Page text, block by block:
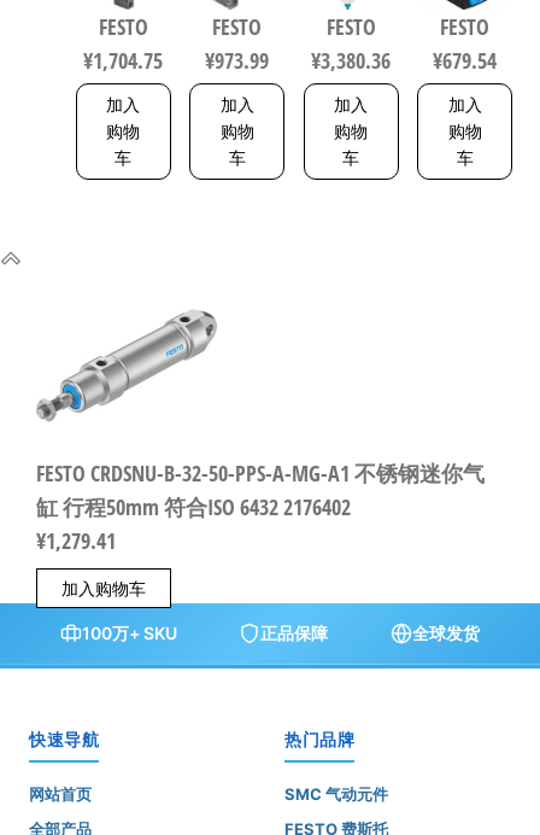
FESTO
¥1,704.75
加入
购物
车
部件 规格1
8137093
FESTO
¥973.99
加入
购物
车
符合ISO
8573-1:2010
162744
FESTO
¥3,380.36
加入
购物
车
接电缆
8114774
FESTO
¥679.54
加入
购物
车
FESTO CRDSNU-B-32-50-PPS-A-MG-A1 不锈钢迷你气
缸 行程50mm 符合ISO 6432 2176402
¥1,279.41
加入购物车
100万+ SKU 正品保障 全球发货
快速导航
网站首页
全部产品
热门品牌
SMC 气动元件
FESTO 费斯托